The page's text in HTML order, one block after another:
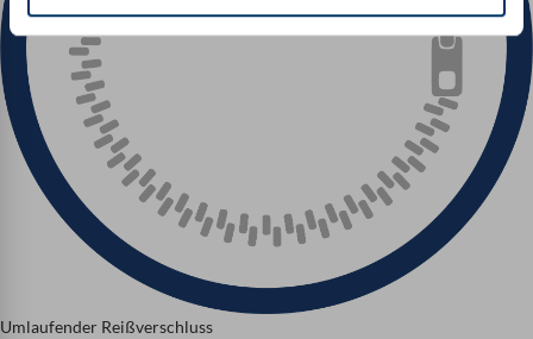
Umlaufender Reißverschluss